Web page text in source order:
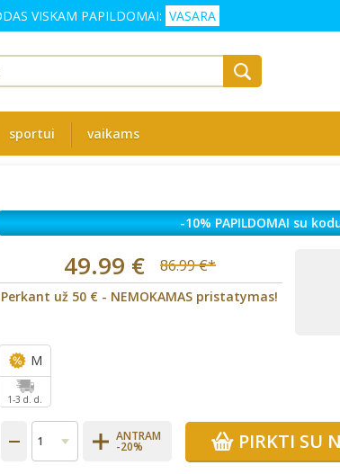
VISKAM PAPILDOMAI: VASARA
sportui vaikams
-10% PAPILDOMAI su
49.99 € 86.99 €*
Perkant už 50 € - NEMOKAMAS pristatymas!
M
1-3 d. d.
ANTRAM
-20% PIRKTI SU